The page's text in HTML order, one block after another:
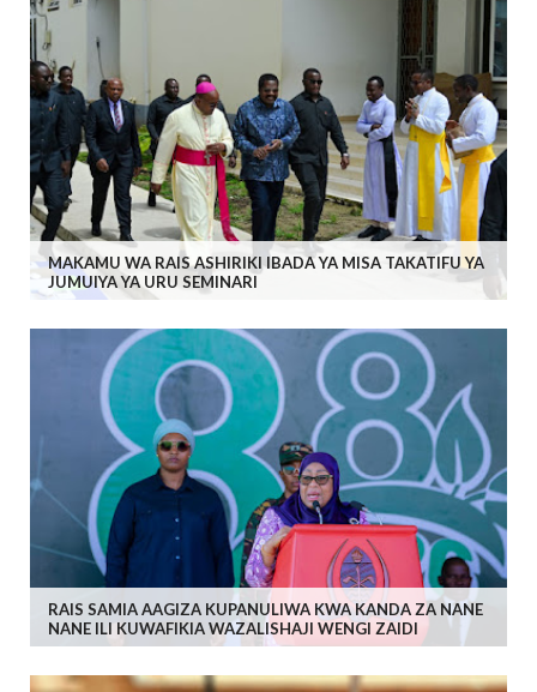
MAKAMU WA RAIS ASHIRIKI IBADA YA MISA TAKATIFU YA
JUMUIYA YA URU SEMINARI
RAIS SAMIA AAGIZA KUPANULIWA KWA KANDA ZA NANE
NANE ILI KUWAFIKIA WAZALISHAJI WENGI ZAIDI